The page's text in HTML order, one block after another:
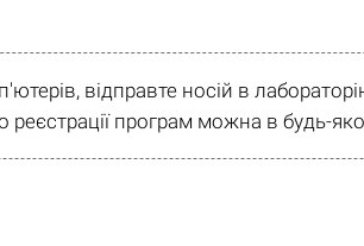
відправте носій в
програм можна в будь-